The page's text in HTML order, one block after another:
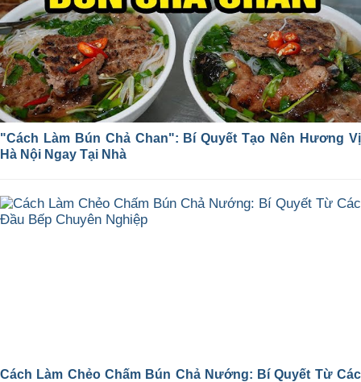
"Cách Làm Bún Chả Chan": Bí Quyết Tạo Nên Hương Vị
Hà Nội Ngay Tại Nhà
Cách Làm Chẻo Chấm Bún Chả Nướng: Bí Quyết Từ Các